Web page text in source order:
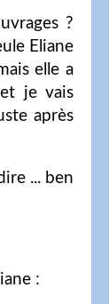
?
Eliane
elle a
je vais
après
... ben
: